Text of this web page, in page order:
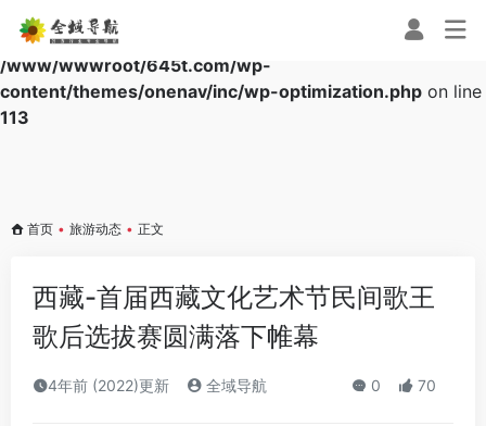
Warning: Array to string conversion in
/www/wwwroot/645t.com/wp-
content/themes/onenav/inc/wp-optimization.php on line
113
首页 • 旅游动态 • 正文
西藏-首届西藏文化艺术节民间歌王
歌后选拔赛圆满落下帷幕
4年前 (2022)更新 全域导航 0 70